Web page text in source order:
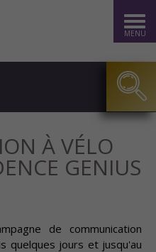
MENU
À VÉLO
GENIUS
de communication
quelques jours et jusqu'au